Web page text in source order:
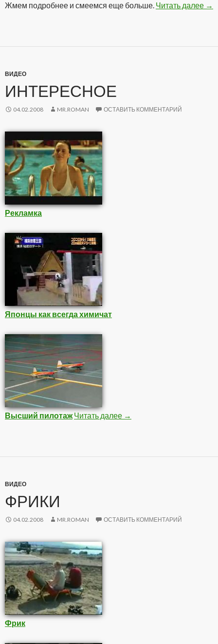
Жмем подробнее и смеемся еще больше. Читать далее →
ВИДЕО
ИНТЕРЕСНОЕ
04.02.2008 MR.ROMAN ОСТАВИТЬ КОММЕНТАРИЙ
Рекламка
Японцы как всегда химичат
Высший пилотаж Читать далее Интересное
→
ВИДЕО
ФРИКИ
04.02.2008 MR.ROMAN ОСТАВИТЬ КОММЕНТАРИЙ
Фрик